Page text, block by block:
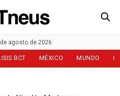
agosto de 2026
BCT MÉXICO MUNDO